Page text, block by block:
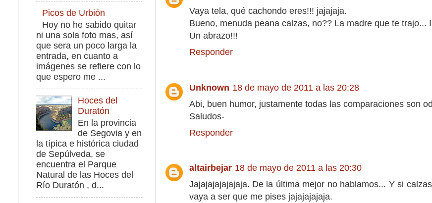
Vaya tela, qué cachondo eres!!! jajajaja.
Bueno, menuda peana calzas, no?? La madre que te
Un abrazo!!!
Responder
Unknown 18 de mayo de 2011 a las 20:28
Abi, buen humor, justamente todas las comparaciones son
Saludos-
Responder
altairbejar 18 de mayo de 2011 a las 20:30
Jajajajajajajaja. De la última mejor no hablamos... Y si
vaya a ser que me pises jajajajajaja.
Picos de Urbión
Hoy no he sabido quitar
ni una sola foto mas, así
que sera un poco larga la
entrada, en cuanto a
imágenes se refiere con lo
que espero me ...
Hoces del
Duratón
En la provincia
de Segovia y en
la típica e histórica ciudad
de Sepúlveda, se
encuentra el Parque
Natural de las Hoces del
Río Duratón , d...